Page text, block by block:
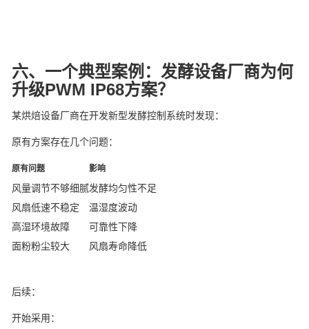
六、一个典型案例：发酵设备厂商为何
升级PWM IP68方案？
某烘焙设备厂商在开发新型发酵控制系统时发现：
原有方案存在几个问题：
原有问题 影响
风量调节不够细腻发酵均匀性不足
风扇低速不稳定
温湿度波动
高湿环境故障
可靠性下降
面粉粉尘较大
风扇寿命降低
后续：
开始采用：